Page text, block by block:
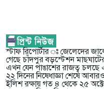
স্টাফ রিপোর্টার ঃ জেলেদের
গেছে চাঁদপুর বড়স্টেশন
এখন যেন পাঙাশের রাজত্ব চলছে
২২ দিনের নিষেধাজ্ঞা শেষে
ইলিশ রক্ষায় গত ৪ থেকে ২৫